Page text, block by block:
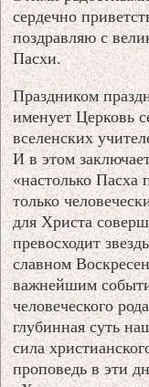
сердечно
поздравляю с
Пасхи.
Праздником
именует Церковь
вселенских
И в этом
«настолько Пасха
только
для Христа
превосходит
славном
важнейшим
человеческого
глубинная суть
сила
проповедь в эти